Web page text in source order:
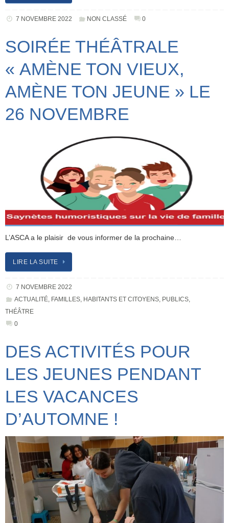
7 NOVEMBRE 2022 NON CLASSÉ 0
SOIRÉE THÉÂTRALE
« AMÈNE TON VIEUX,
AMÈNE TON JEUNE » LE
26 NOVEMBRE
L’ASCA a le plaisir de vous informer de la prochaine…
LIRE LA SUITE
7 NOVEMBRE 2022
ACTUALITÉ, FAMILLES, HABITANTS ET CITOYENS, PUBLICS,
THÉÂTRE
0
DES ACTIVITÉS POUR
LES JEUNES PENDANT
LES VACANCES
D’AUTOMNE !